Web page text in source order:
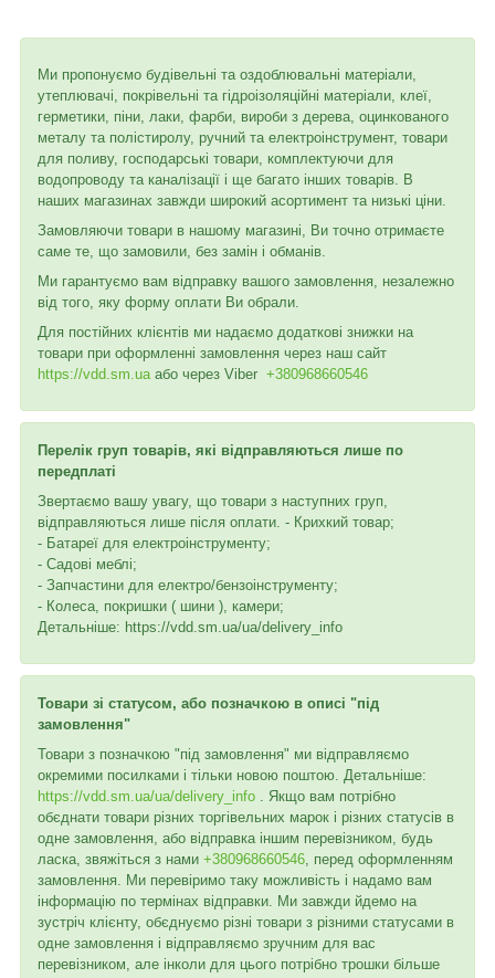
Ми пропонуємо будівельні та оздоблювальні матеріали,
утеплювачі, покрівельні та гідроізоляційні матеріали, клеї,
герметики, піни, лаки, фарби, вироби з дерева, оцинкованого
металу та полістиролу, ручний та електроінструмент, товари
для поливу, господарські товари, комплектуючи для
водопроводу та каналізації і ще багато інших товарів. В
наших магазинах завжди широкий асортимент та низькі ціни.
Замовляючи товари в нашому магазині, Ви точно отримаєте
саме те, що замовили, без замін і обманів.
Ми гарантуємо вам відправку вашого замовлення, незалежно
від того, яку форму оплати Ви обрали.
Для постійних клієнтів ми надаємо додаткові знижки на
товари при оформленні замовлення через наш сайт
https://vdd.sm.ua або через Viber +380968660546
Перелік груп товарів, які відправляються лише по
передплаті
Звертаємо вашу увагу, що товари з наступних груп,
відправляються лише після оплати. - Крихкий товар;
- Батареї для електроінструменту;
- Садові меблі;
- Запчастини для електро/бензоінструменту;
- Колеса, покришки ( шини ), камери;
Детальніше: https://vdd.sm.ua/ua/delivery_info
Товари зі статусом, або позначкою в описі "під
замовлення"
Товари з позначкою "під замовлення" ми відправляємо
окремими посилками і тільки новою поштою. Детальніше:
https://vdd.sm.ua/ua/delivery_info . Якщо вам потрібно
обєднати товари різних торгівельних марок і різних статусів в
одне замовлення, або відправка іншим перевізником, будь
ласка, звяжіться з нами +380968660546 , перед оформленням
замовлення. Ми перевіримо таку можливість і надамо вам
інформацію по термінах відправки. Ми завжди йдемо на
зустріч клієнту, обєднуємо різні товари з різними статусами в
одне замовлення і відправляємо зручним для вас
перевізником, але інколи для цього потрібно трошки більше